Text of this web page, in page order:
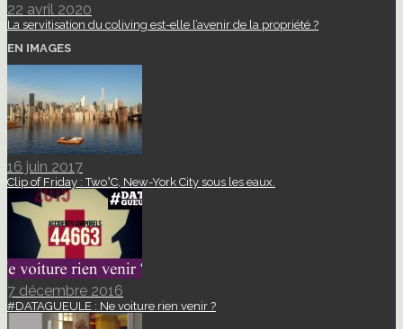
22 avril 2020
La servitisation du coliving est-elle l’avenir de la propriété ?
EN IMAGES
16 juin 2017
Clip of Friday : Two°C, New-York City sous les eaux.
7 décembre 2016
#DATAGUEULE : Ne voiture rien venir ?